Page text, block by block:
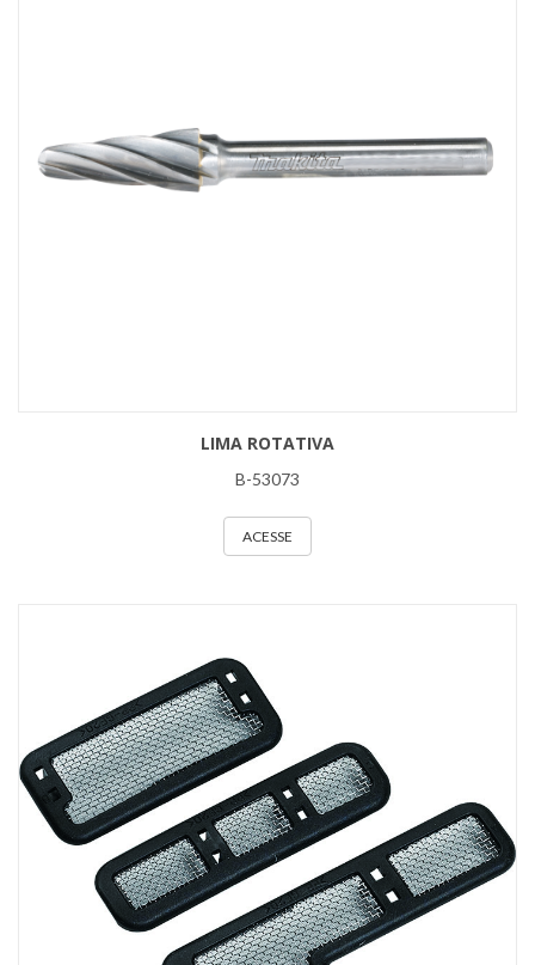
LIMA ROTATIVA
B-53073
ACESSE